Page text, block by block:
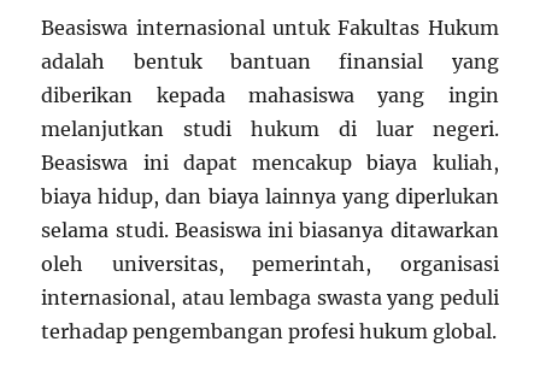
Beasiswa internasional untuk Fakultas Hukum
adalah bentuk bantuan finansial yang
diberikan kepada mahasiswa yang ingin
melanjutkan studi hukum di luar negeri.
Beasiswa ini dapat mencakup biaya kuliah,
biaya hidup, dan biaya lainnya yang diperlukan
selama studi. Beasiswa ini biasanya ditawarkan
oleh universitas, pemerintah, organisasi
internasional, atau lembaga swasta yang peduli
terhadap pengembangan profesi hukum global.